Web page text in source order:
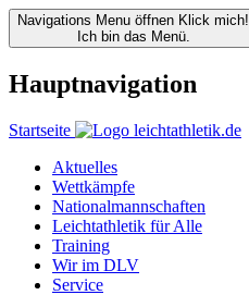
Navigations Menu öffnen Klick mich!
Ich bin das Menü.
Hauptnavigation
Startseite
Aktuelles
Wettkämpfe
Nationalmannschaften
Leichtathletik für Alle
Training
Wir im DLV
Service